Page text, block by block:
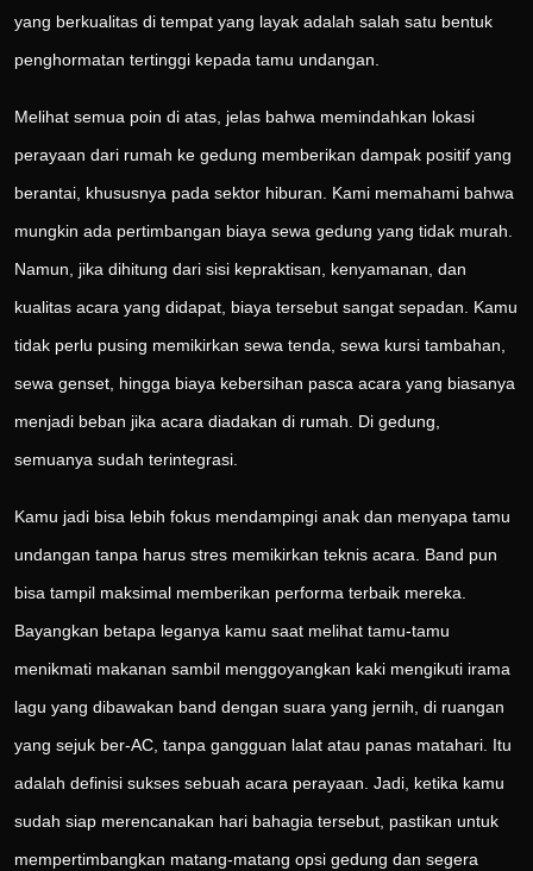
yang berkualitas di tempat yang layak adalah salah satu bentuk
penghormatan tertinggi kepada tamu undangan.
Melihat semua poin di atas, jelas bahwa memindahkan lokasi
perayaan dari rumah ke gedung memberikan dampak positif yang
berantai, khususnya pada sektor hiburan. Kami memahami bahwa
mungkin ada pertimbangan biaya sewa gedung yang tidak murah.
Namun, jika dihitung dari sisi kepraktisan, kenyamanan, dan
kualitas acara yang didapat, biaya tersebut sangat sepadan. Kamu
tidak perlu pusing memikirkan sewa tenda, sewa kursi tambahan,
sewa genset, hingga biaya kebersihan pasca acara yang biasanya
menjadi beban jika acara diadakan di rumah. Di gedung,
semuanya sudah terintegrasi.
Kamu jadi bisa lebih fokus mendampingi anak dan menyapa tamu
undangan tanpa harus stres memikirkan teknis acara. Band pun
bisa tampil maksimal memberikan performa terbaik mereka.
Bayangkan betapa leganya kamu saat melihat tamu-tamu
menikmati makanan sambil menggoyangkan kaki mengikuti irama
lagu yang dibawakan band dengan suara yang jernih, di ruangan
yang sejuk ber-AC, tanpa gangguan lalat atau panas matahari. Itu
adalah definisi sukses sebuah acara perayaan. Jadi, ketika kamu
sudah siap merencanakan hari bahagia tersebut, pastikan untuk
mempertimbangkan matang-matang opsi gedung dan segera